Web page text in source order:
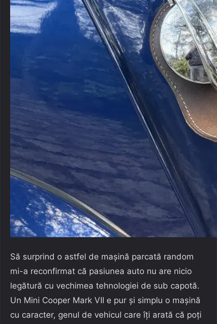
Să surprind o astfel de mașină parcată random
mi-a reconfirmat că pasiunea auto nu are nicio
legătură cu vechimea tehnologiei de sub capotă.
Un Mini Cooper Mark VII e pur și simplu o mașină
cu caracter, genul de vehicul care îți arată că poți